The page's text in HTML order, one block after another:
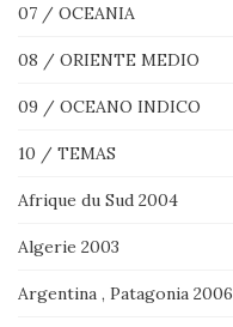
07 / OCEANIA
08 / ORIENTE MEDIO
09 / OCEANO INDICO
10 / TEMAS
Afrique du Sud 2004
Algerie 2003
Argentina , Patagonia 2006